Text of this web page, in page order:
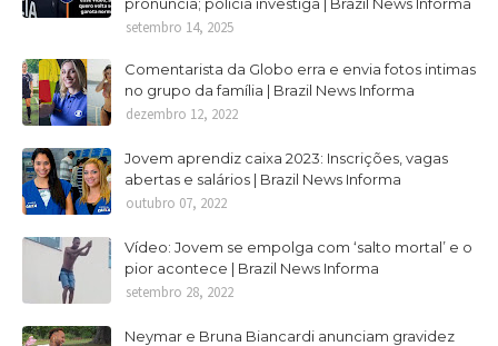
setembro 14, 2025
Comentarista da Globo erra e envia fotos intimas
no grupo da família | Brazil News Informa
dezembro 12, 2022
Jovem aprendiz caixa 2023: Inscrições, vagas
abertas e salários | Brazil News Informa
outubro 07, 2022
Vídeo: Jovem se empolga com ‘salto mortal’ e o
pior acontece | Brazil News Informa
setembro 28, 2022
Neymar e Bruna Biancardi anunciam gravidez